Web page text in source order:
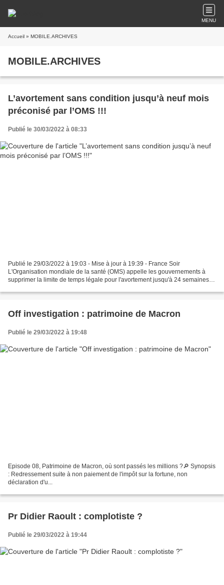
MENU
Accueil » MOBILE.ARCHIVES
MOBILE.ARCHIVES
L’avortement sans condition jusqu’à neuf mois
préconisé par l’OMS !!!
Publié le 30/03/2022 à 08:33
Publié le 29/03/2022 à 19:03 - Mise à jour à 19:39 - France Soir
L'Organisation mondiale de la santé (OMS) appelle les gouvernements à
supprimer la limite de temps légale pour l'avortement jusqu'à 24 semaines,
Off investigation : patrimoine de Macron
Publié le 29/03/2022 à 19:48
Episode 08, Patrimoine de Macron, où sont passés les millions ?🔎 Synopsis
: Redressement suite à non paiement de l'impôt sur la fortune, non
déclaration d'u...
Pr Didier Raoult : complotiste ?
Publié le 29/03/2022 à 19:44